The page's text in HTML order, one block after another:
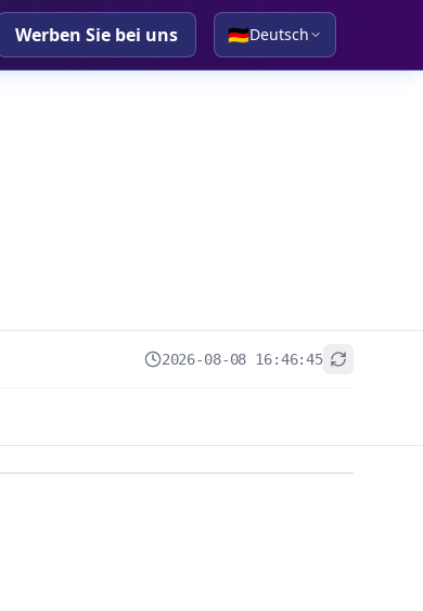
Werben Sie bei uns 🇩🇪Deutsch
2026-08-08 16:46:45